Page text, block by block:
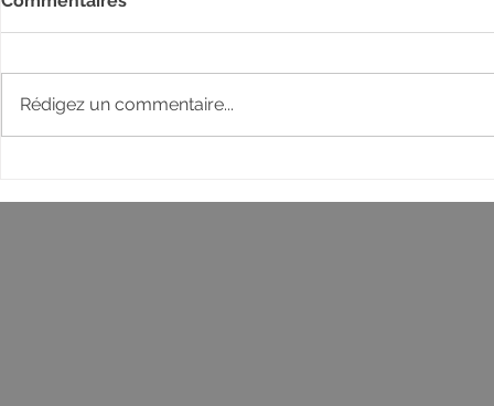
Rédigez un commentaire...